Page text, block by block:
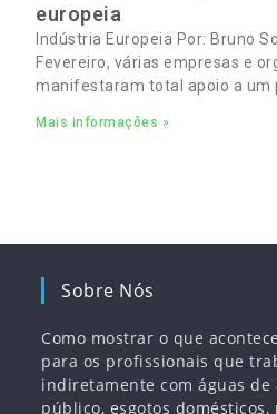
europeia
Indústria Europeia Por: Bruno
Fevereiro, várias empresas e
manifestaram total apoio a um
empregos
Mais informações »
Sobre Nós
Como mostrar o que
para os profissionais que
indiretamente com águas de
público, esgotos domésticos,